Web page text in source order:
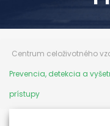
Centrum celoživotného
Prevencia, detekcia a
prístupy